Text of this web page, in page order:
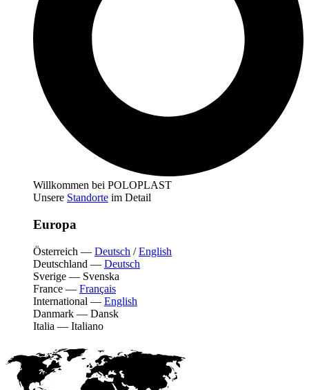
Willkommen bei POLOPLAST
Unsere Standorte im Detail
Europa
Österreich — Deutsch /English
Deutschland — Deutsch
Sverige — Svenska
France — Français
International — English
Danmark — Dansk
Italia — Italiano